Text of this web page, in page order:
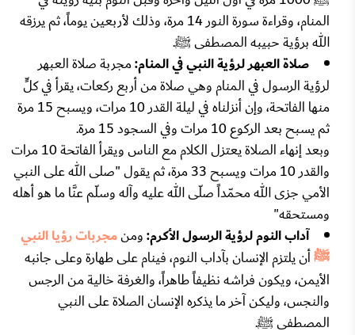
المنام، وقراءة سورة النور 14 مرة، وذلك لأربعين يوماً، ثم يرزقه
الله برؤية حبيبه المصطفى ﷺ.
صلاة العبهر لرؤية النبي في المنام:مجربة صلاة العبهر
لرؤية الرسول في المنام وهي صلاة من أربع ركعات، يقرأ في كلٍّ
منها الفاتحة، وإن أنزلناه في ليلة القدر 10 مرات، ويسبح 15 مرة
ثم يسبح بعد الركوع 10 مرات وفي السجود 15 مرة.
وبعد إنهاء الصلاة يعتزل الكلام مع الناس ويقرأ الفاتحة 10 مرات
والقدر 10 مرات ويسبح 33 مرة، ثم يقول "صلى الله على النبي
الأمي جزى الله محمّداً صلّى الله عليه وآله وسلّم عنَّا ما هو أهله
ومستحقه"
آداب النوم لرؤية الرسول الأكرم:ومنمجربات رؤيا النبي
ﷺأن يلتزم الإنسان بآداب النوم، فينام على طهارة وعلى جانبه
الأيمن، ويكون فراشه نظيفاً طاهراً، والغرفة خالية من الرجس
والنجس، وليكن آخر ما يذكره الإنسان الصلاة على النبي
المصطفى ﷺ.